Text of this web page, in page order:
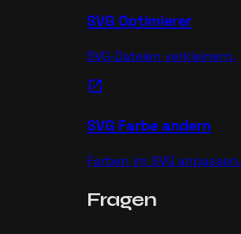
SVG Optimierer
SVG-Dateien verkleinern.
open_in_new
SVG Farbe andern
Farben im SVG anpassen.
Fragen